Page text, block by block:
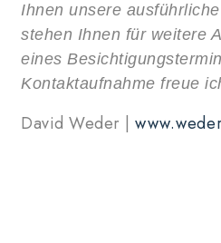
Ihnen unsere
stehen Ihnen für weitere
eines
Kontaktaufnahme freue
David Weder |